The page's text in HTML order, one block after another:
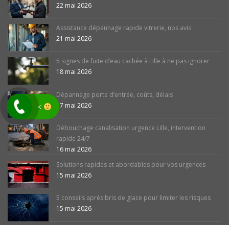
22 mai 2026
Assistance dépannage rapide vitrerie, nos avis
21 mai 2026
5 signes de fuite d’eau cachée à Lille à ne pas ignorer
18 mai 2026
Dépannage porte d’entrée, coûts, délais
17 mai 2026
Débouchage canalisation urgence Lille, intervention
rapide 24/7
16 mai 2026
Solutions rapides et abordables pour vos urgences
15 mai 2026
5 conseils après bris de glace pour limiter les risques
15 mai 2026
<